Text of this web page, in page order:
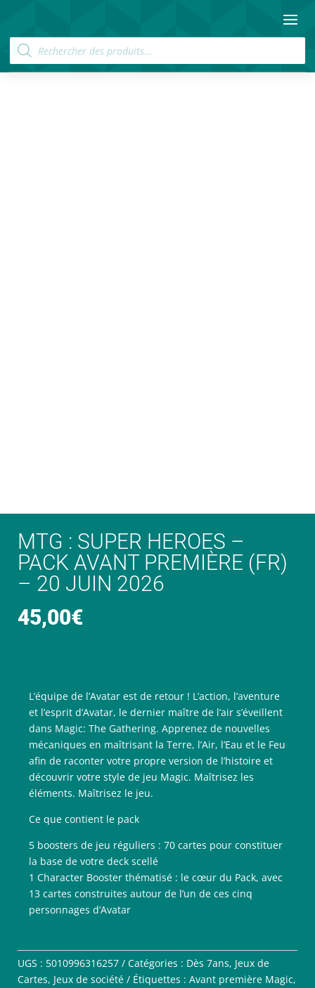
Recherche
de
produits
MTG : SUPER HEROES –
PACK AVANT PREMIÈRE (FR)
– 20 JUIN 2026
45,00€
L’équipe de l’Avatar est de retour ! L’action, l’aventure
et l’esprit d’Avatar, le dernier maître de l’air s’éveillent
dans Magic: The Gathering. Apprenez de nouvelles
mécaniques en maîtrisant la Terre, l’Air, l’Eau et le Feu
afin de raconter votre propre version de l’histoire et
découvrir votre style de jeu Magic. Maîtrisez les
éléments. Maîtrisez le jeu.
Ce que contient le pack
5 boosters de jeu réguliers : 70 cartes pour constituer
la base de votre deck scellé
1 Character Booster thématisé : le cœur du Pack, avec
13 cartes construites autour de l’un de ces cinq
personnages d’Avatar
UGS : 5010996316257 Catégories : Dès 7ans, Jeux de
Cartes, Jeux de société Étiquettes : Avant première Magic,